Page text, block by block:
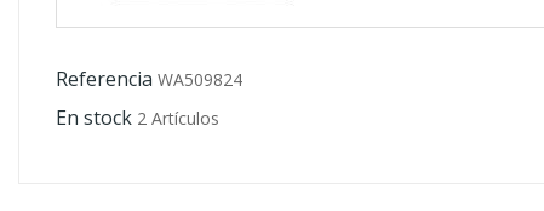
Referencia WA509824
En stock 2 Artículos